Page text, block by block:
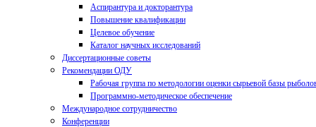
Аспирантура и докторантура
Повышение квалификации
Целевое обучение
Каталог научных исследований
Диссертационные советы
Рекомендации ОДУ
Рабочая группа по методологии оценки сырьевой базы
Программно-методическое обеспечение
Международное сотрудничество
Конференции